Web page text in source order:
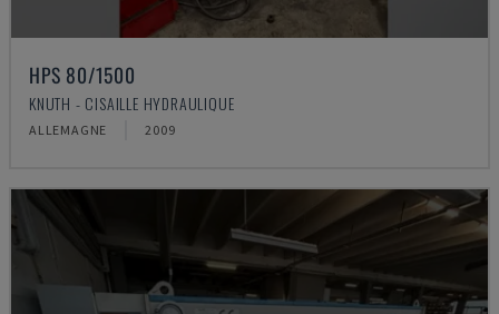
HPS 80/1500
KNUTH - CISAILLE HYDRAULIQUE
ALLEMAGNE 2009